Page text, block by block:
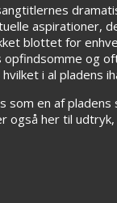
blottet for
opfindsomme og
i al pladens
som en af
også her til